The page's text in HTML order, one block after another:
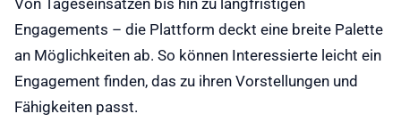
Von Tageseinsätzen bis hin zu langfristigen
Engagements – die Plattform deckt eine breite Palette
an Möglichkeiten ab. So können Interessierte leicht ein
Engagement finden, das zu ihren Vorstellungen und
Fähigkeiten passt.